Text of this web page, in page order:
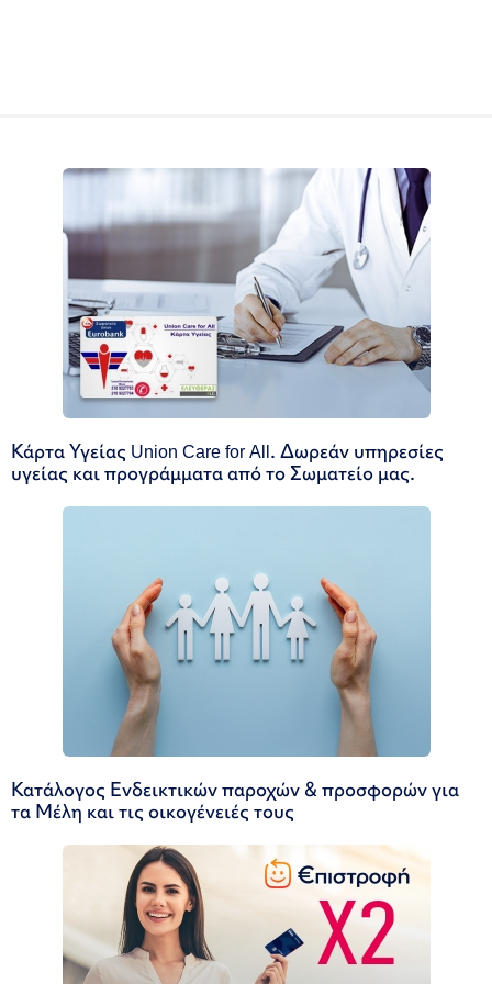
Κάρτα Υγείας Union Care for All. Δωρεάν υπηρεσίες
υγείας και προγράμματα από το Σωματείο μας.
Κατάλογος Ενδεικτικών παροχών & προσφορών για
τα Μέλη και τις οικογένειές τους